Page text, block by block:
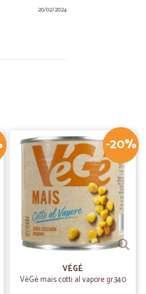
20/02/2024
nei tempi indicati.
27/01/2021
04/08/2020
-20%
VÉGÉ
VèGè mais cotti al vapore gr.340